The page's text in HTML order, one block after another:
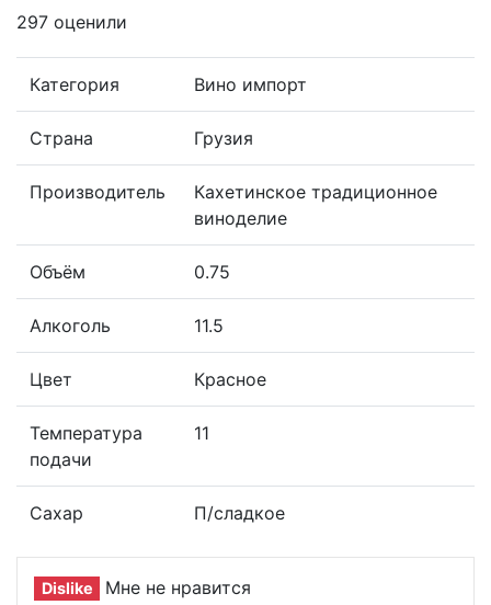
297 оценили
Категория Вино импорт
Страна Грузия
Производитель
Кахетинское традиционное
виноделие
Объём 0.75
Алкоголь 11.5
Цвет Красное
Температура
подачи
11
Сахар П/сладкое
Dislike
Мне не нравится